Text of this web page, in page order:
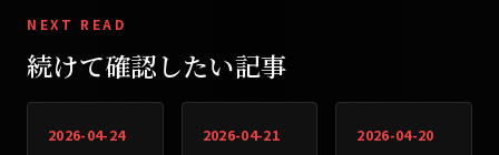
NEXT READ
続けて確認したい記事
2026-04-24 2026-04-21 2026-04-20